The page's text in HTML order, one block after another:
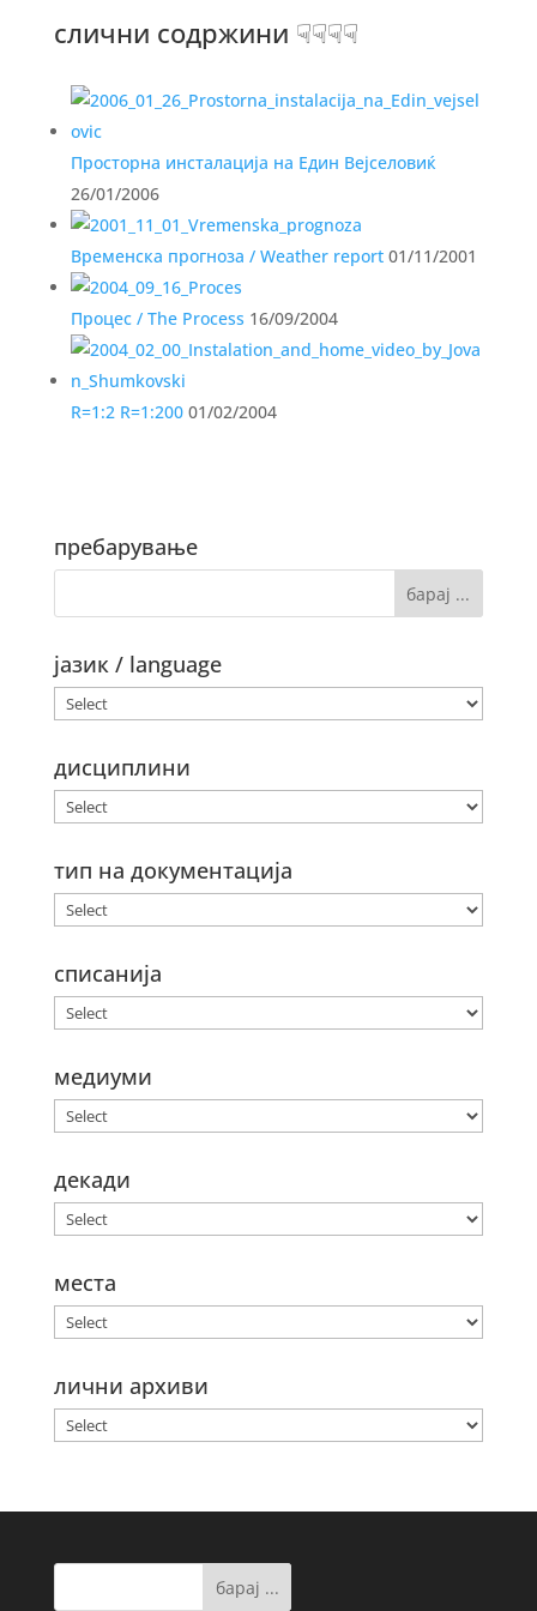
слични содржини ☟☟☟☟
Просторна инсталација на Един Вејселовиќ
26/01/2006
Временска прогноза / Weather report01/11/2001
Процес / The Process 16/09/2004
R=1:2 R=1:20001/02/2004
пребарување
јазик / language
дисциплини
тип на документација
списанија
медиуми
декади
места
лични архиви